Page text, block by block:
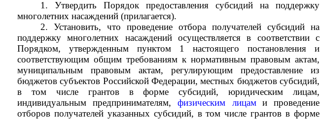
1.
Утвердить Порядок предоставления субсидий на поддержку
многолетних насаждений (прилагается).
2. Установить, что проведение отбора получателей субсидий на
поддержку многолетних насаждений осуществляется в соответствии с
Порядком, утвержденным пунктом 1 настоящего постановления и
соответствующим общим требованиям к нормативным правовым актам,
муниципальным правовым актам, регулирующим предоставление из
бюджетов субъектов Российской Федерации, местных бюджетов субсидий,
в том числе грантов в форме субсидий, юридическим лицам,
индивидуальным предпринимателям,физическим лицам и проведение
отборов получателей указанных субсидий, в том числе грантов в форме